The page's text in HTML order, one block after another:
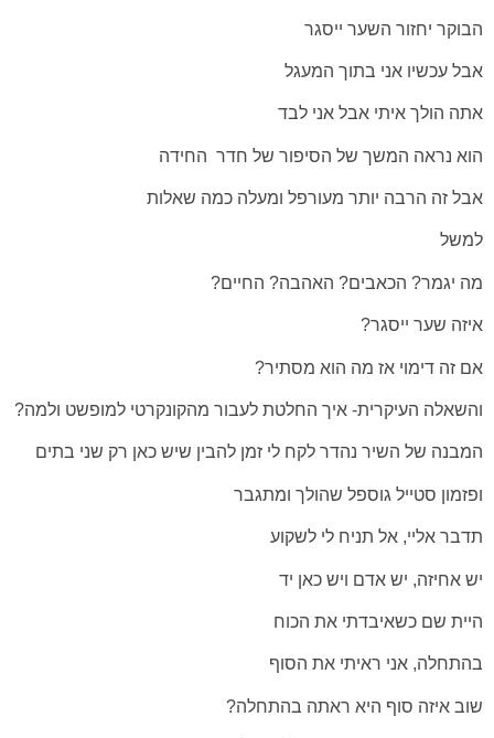
הבוקר יחזור השער ייסגר
אבל עכשיו אני בתוך המעגל
אתה הולך איתי אבל אני לבד
הוא נראה המשך של הסיפור של חדר החידה
אבל זה הרבה יותר מעורפל ומעלה כמה שאלות
למשל
מה יגמר? הכאבים? האהבה? החיים?
איזה שער ייסגר?
אם זה דימוי אז מה הוא מסתיר?
והשאלה העיקרית- איך החלטת לעבור מהקונקרטי למופשט ולמה?
המבנה של השיר נהדר לקח לי זמן להבין שיש כאן רק שני בתים
ופזמון סטייל גוספל שהולך ומתגבר
תדבר אליי, אל תניח לי לשקוע
יש אחיזה, יש אדם ויש כאן יד
היית שם כשאיבדתי את הכוח
בהתחלה, אני ראיתי את הסוף
שוב איזה סוף היא ראתה בהתחלה?